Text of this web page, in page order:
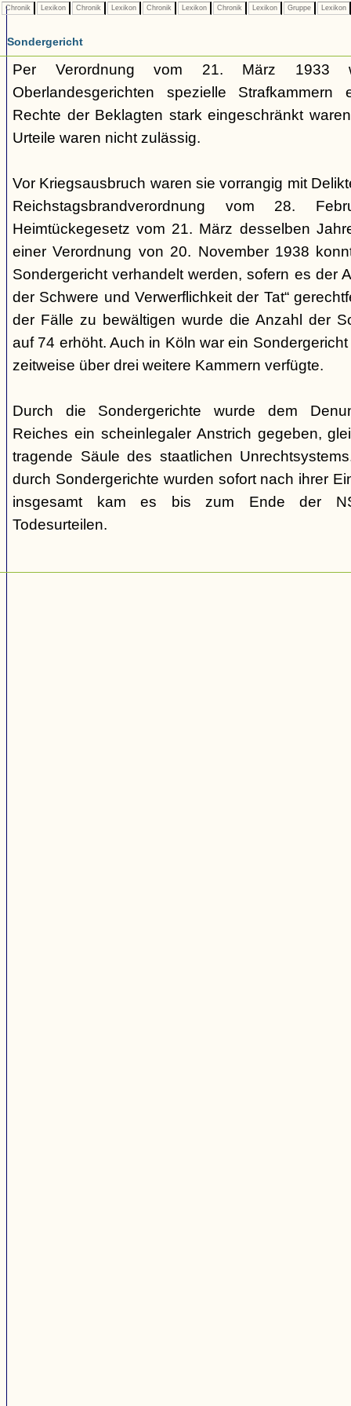
Chronik Lexikon Chronik Lexikon Chronik Lexikon Chronik Lexikon Gruppe Lexikon
Sondergericht
Per Verordnung vom 21. März 1933
Oberlandesgerichten spezielle
Rechte der Beklagten stark eingeschränkt
Urteile waren nicht zulässig.
Vor Kriegsausbruch waren sie vorrangig mit
Reichstagsbrandverordnung vom 28.
Heimtückegesetz vom 21. März desselben
einer Verordnung von 20. November 1938
Sondergericht verhandelt werden, sofern es der
der Schwere und Verwerflichkeit der Tat“
der Fälle zu bewältigen wurde die Anzahl der
auf 74 erhöht. Auch in Köln war ein
zeitweise über drei weitere Kammern verfügte.
Durch die Sondergerichte wurde dem
Reiches ein scheinlegaler Anstrich gegeben,
tragende Säule des staatlichen
durch Sondergerichte wurden sofort nach ihrer
insgesamt kam es bis zum Ende der
Todesurteilen.